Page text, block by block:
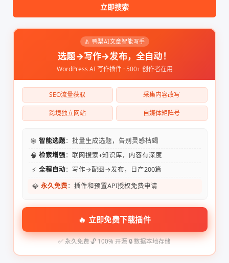
立即搜索
🍐 鸭梨AI文章智能写手
选题→写作→发布，全自动！
WordPress AI 写作插件 · 500+ 创作者在用
SEO流量获取 采集内容改写
跨境独立网站 自媒体矩阵号
🎯 智能选题：批量生成选题，告别灵感枯竭
🧠 检索增强：联网搜索+知识库，内容有深度
⚡ 全程自动：写作→配图→发布，日产200篇
💎 永久免费：插件和预置API授权免费申请
🔥 立即免费下载插件
✅ 永久免费·🔓 100% 开源·🔒 数据本地存储